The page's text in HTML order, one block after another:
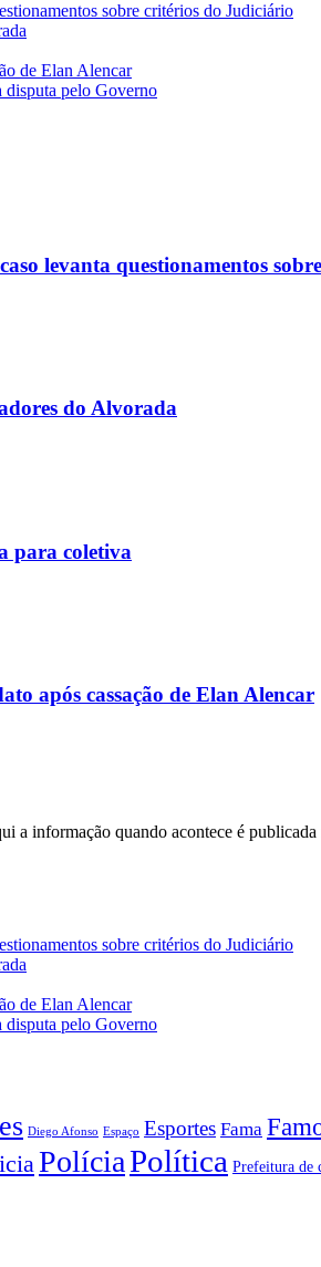
sobre critérios do Judiciário
de Elan Alencar
disputa pelo Governo
levanta questionamentos
do Alvorada
para coletiva
após cassação de Elan Alencar
informação quando acontece é
sobre critérios do Judiciário
de Elan Alencar
disputa pelo Governo
Diego Afonso Espaço Esportes Fama
PolíciaPolítica Prefeitura de